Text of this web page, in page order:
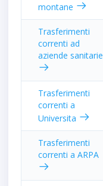
montane
Trasferimenti
correnti ad
aziende sanitarie
Trasferimenti
correnti a
Universita
Trasferimenti
correnti a ARPA